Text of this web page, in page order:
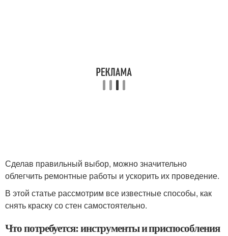
Сделав правильный выбор, можно значительно
облегчить ремонтные работы и ускорить их проведение.
В этой статье рассмотрим все известные способы, как
снять краску со стен самостоятельно.
Что потребуется: инструменты и приспособления